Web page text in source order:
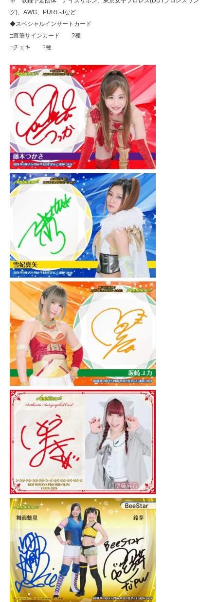
グ)、AWG、PURE-Jなど
◆スペシャルインサートカード
□直筆サインカード ?種
□チェキ ?種